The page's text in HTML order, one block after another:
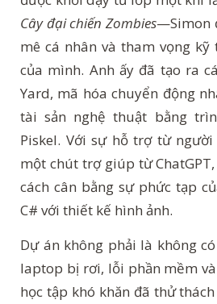
Cây đại chiến Zombies—Simon
mê cá nhân và tham vọng kỹ
của mình. Anh ấy đã tạo ra
Yard, mã hóa chuyển động
tài sản nghệ thuật bằng
Piskel. Với sự hỗ trợ từ người
một chút trợ giúp từ
cách cân bằng sự phức tạp
C# với thiết kế hình ảnh.
Dự án không phải là không
laptop bị rơi, lỗi phần mềm
học tập khó khăn đã thử